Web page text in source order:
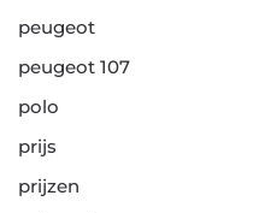
peugeot
peugeot 107
polo
prijs
prijzen